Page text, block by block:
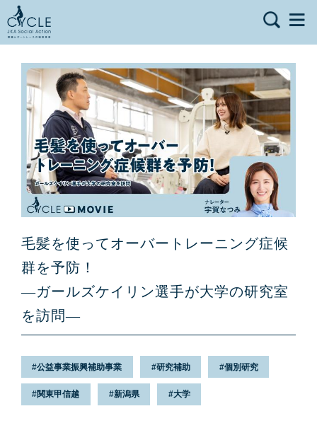
毛髪を使ってオーバートレーニング症候
群を予防！
―ガールズケイリン選手が大学の研究室
を訪問―
公益事業振興補助事業 研究補助 個別研究
関東甲信越 新潟県 大学